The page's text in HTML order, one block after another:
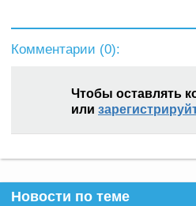
Комментарии (0):
Чтобы оставлять
или
Новости по теме